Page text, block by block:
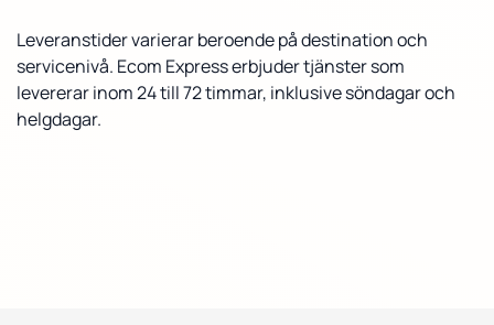
Leveranstider varierar beroende på destination och
servicenivå. Ecom Express erbjuder tjänster som
levererar inom 24 till 72 timmar, inklusive söndagar och
helgdagar.